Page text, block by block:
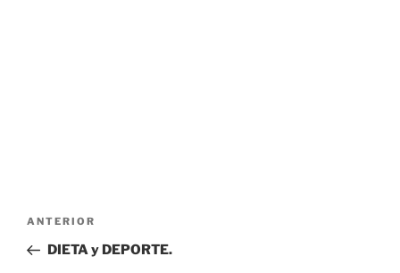
Navegación
entradas
Entrada
anterior:
ANTERIOR
DIETA y DEPORTE.